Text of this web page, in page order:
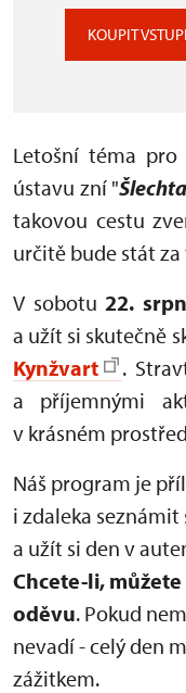
KOUPIT
Letošní téma pro
ústavu zní "
takovou cestu
určitě bude stát za
V sobotu 22.
a užít si skutečně
Kynžvart
.
a příjemnými
v krásném
Náš program je
i zdaleka
a užít si den v
Chcete-li,
oděvu. Pokud
nevadí - celý den
zážitkem.